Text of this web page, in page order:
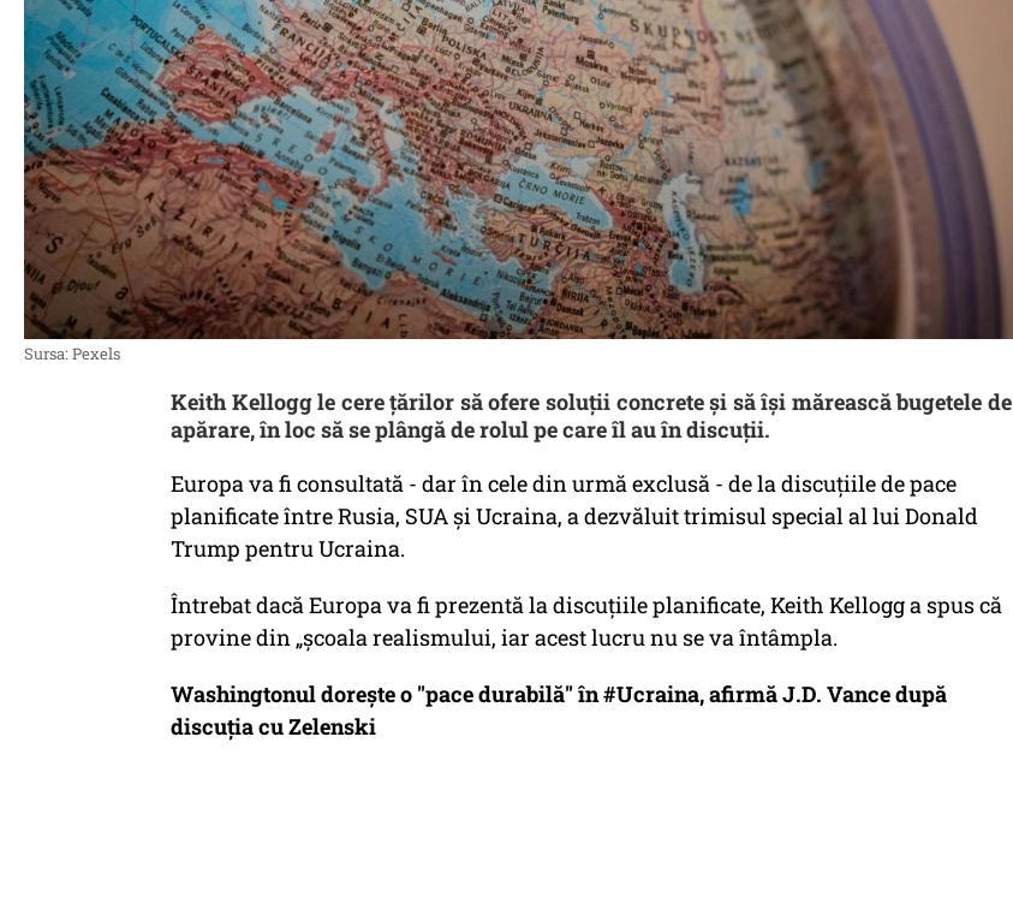
Sursa: Pexels
Keith Kellogg le cere țărilor să ofere soluții concrete și să își mărească bugetele de
apărare, în loc să se plângă de rolul pe care îl au în discuții.
Europa va fi consultată - dar în cele din urmă exclusă - de la discuțiile de pace
planificate între Rusia, SUA și Ucraina, a dezvăluit trimisul special al lui Donald
Trump pentru Ucraina.
Întrebat dacă Europa va fi prezentă la discuțiile planificate, Keith Kellogg a spus că
provine din „școala realismului, iar acest lucru nu se va întâmpla.
Washingtonul doreşte o "pace durabilă" în #Ucraina, afirmă J.D. Vance după
discuţia cu Zelenski